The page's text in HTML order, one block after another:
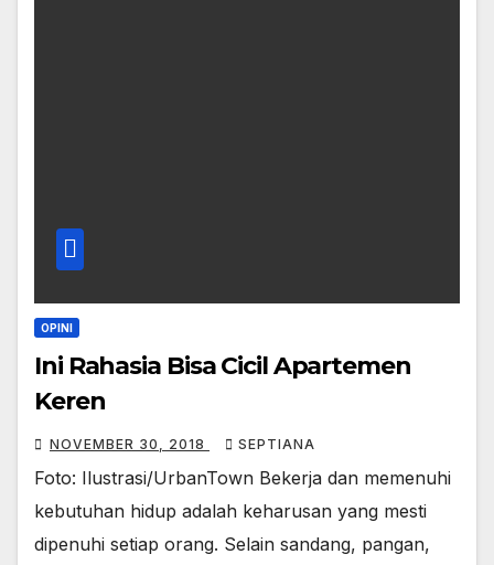
OPINI
Ini Rahasia Bisa Cicil Apartemen
Keren
NOVEMBER 30, 2018 SEPTIANA
Foto: Ilustrasi/UrbanTown Bekerja dan memenuhi
kebutuhan hidup adalah keharusan yang mesti
dipenuhi setiap orang. Selain sandang, pangan,